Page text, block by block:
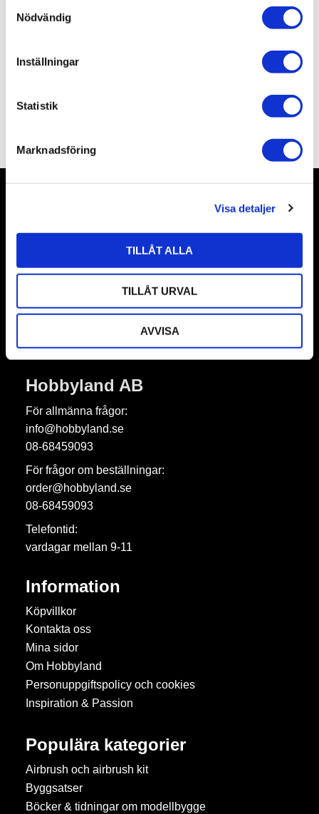
Nödvändig
Inställningar
Statistik
Marknadsföring
Visa detaljer
TILLÅT ALLA
TILLÅT URVAL
AVVISA
Prenumerera
Dina personuppgifter behandlas i enlighet med vårintegritetspolicy.
Hobbyland AB
För allmänna frågor:
info@hobbyland.se
08-68459093
För frågor om beställningar:
order@hobbyland.se
08-68459093
Telefontid:
vardagar mellan 9-11
Information
Köpvillkor
Kontakta oss
Mina sidor
Om Hobbyland
Personuppgiftspolicy och cookies
Inspiration & Passion
Populära kategorier
Airbrush och airbrush kit
Byggsatser
Böcker & tidningar om modellbygge